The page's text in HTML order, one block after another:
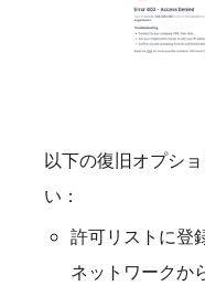
以下の復旧オプシ
い：
許可リストに登
ネットワークか